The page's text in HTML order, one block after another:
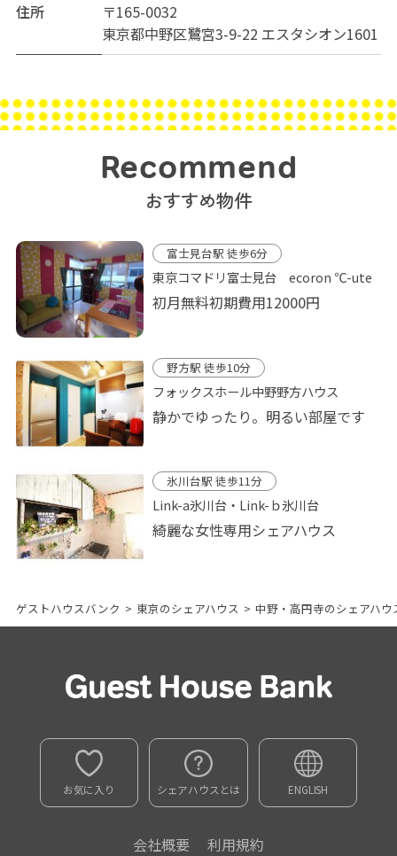
住所
〒165-0032
東京都中野区鷺宮3-9-22 エスタシオン1601
Recommend
おすすめ物件
富士見台駅 徒歩6分
東京コマドリ富士見台 ecoron ℃-ute
初月無料初期費用12000円
野方駅 徒歩10分
フォックスホール中野野方ハウス
静かでゆったり。明るい部屋です
氷川台駅 徒歩11分
Link-a氷川台・Link-ｂ氷川台
綺麗な女性専用シェアハウス
ゲストハウスバンク > 東京のシェアハウス > 中野・高円寺のシェアハウ
お気に入り シェアハウスとは ENGLISH
会社概要 利用規約